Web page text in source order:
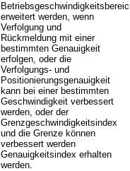
erweitert werden, wenn
Verfolgung und
Rückmeldung mit einer
bestimmten Genauigkeit
erfolgen, oder die
Verfolgungs- und
Positionierungsgenauigkeit
kann bei einer bestimmten
Geschwindigkeit verbessert
werden, oder der
Grenzgeschwindigkeitsindex
und die Grenze können
verbessert werden
Genauigkeitsindex erhalten
werden.